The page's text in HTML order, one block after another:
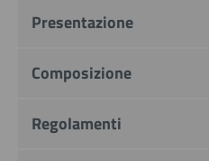
Presentazione
Composizione
Regolamenti